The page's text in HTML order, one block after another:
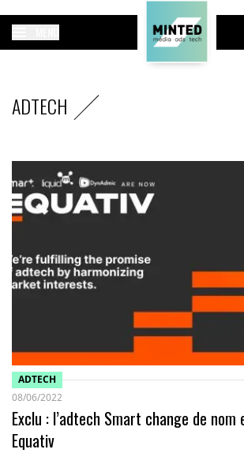
ADTECH
ADTECH
08/06/2022
Exclu : l’adtech Smart change de
Equativ